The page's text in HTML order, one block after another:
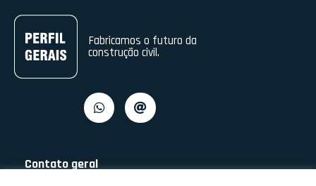
Fabricamos o futuro da
construção civil.
Contato geral